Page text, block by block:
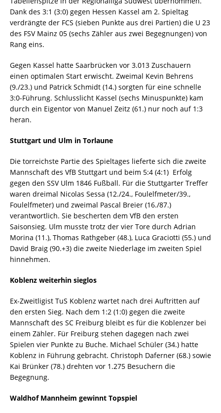
Dank des 3:1 (3:0) gegen Hessen Kassel am 2. Spieltag
verdrängte der FCS (sieben Punkte aus drei Partien) die U 23
des FSV Mainz 05 (sechs Zähler aus zwei Begegnungen) von
Rang eins.
Gegen Kassel hatte Saarbrücken vor 3.013 Zuschauern
einen optimalen Start erwischt. Zweimal Kevin Behrens
(9./23.) und Patrick Schmidt (14.) sorgten für eine schnelle
3:0-Führung. Schlusslicht Kassel (sechs Minuspunkte) kam
durch ein Eigentor von Manuel Zeitz (61.) nur noch auf 1:3
heran.
Stuttgart und Ulm in Torlaune
Die torreichste Partie des Spieltages lieferte sich die zweite
Mannschaft des VfB Stuttgart und beim 5:4 (4:1)  Erfolg
gegen den SSV Ulm 1846 Fußball. Für die Stuttgarter Treffer
waren dreimal Nicolas Sessa (12./24., Foulelfmeter/39.,
Foulelfmeter) und zweimal Pascal Breier (16./87.)
verantwortlich. Sie bescherten dem VfB den ersten
Saisonsieg. Ulm musste trotz der vier Tore durch Adrian
Morina (11.), Thomas Rathgeber (48.), Luca Graciotti (55.) und
David Braig (90.+3) die zweite Niederlage im zweiten Spiel
hinnehmen.
Koblenz weiterhin sieglos
Ex-Zweitligist TuS Koblenz wartet nach drei Auftritten auf
den ersten Sieg. Nach dem 1:2 (1:0) gegen die zweite
Mannschaft des SC Freiburg bleibt es für die Koblenzer bei
einem Zähler. Für Freiburg stehen dagegen nach zwei
Spielen vier Punkte zu Buche. Michael Schüler (34.) hatte
Koblenz in Führung gebracht. Christoph Daferner (68.) sowie
Kai Brünker (78.) drehten vor 1.275 Besuchern die
Begegnung.
Waldhof Mannheim gewinnt Topspiel